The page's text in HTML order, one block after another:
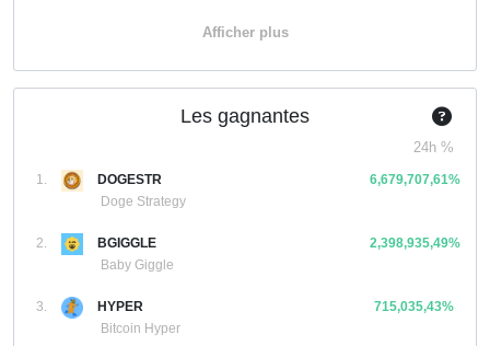
Afficher plus
Les gagnantes
24h %
1.
DOGESTR
Doge Strategy
6,679,707,61%
2.
BGIGGLE
Baby Giggle
2,398,935,49%
3.
HYPER
Bitcoin Hyper
715,035,43%